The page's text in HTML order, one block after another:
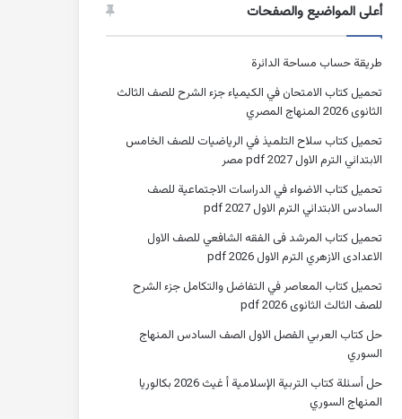
أعلى المواضيع والصفحات
طريقة حساب مساحة الدائرة
تحميل كتاب الامتحان في الكيمياء جزء الشرح للصف الثالث
الثانوى 2026 المنهاج المصري
تحميل كتاب سلاح التلميذ في الرياضيات للصف الخامس
الابتدائي الترم الاول 2027 pdf مصر
تحميل كتاب الاضواء في الدراسات الاجتماعية للصف
السادس الابتدائي الترم الاول 2027 pdf
تحميل كتاب المرشد فى الفقه الشافعي للصف الاول
الاعدادى الازهري الترم الاول 2026 pdf
تحميل كتاب المعاصر في التفاضل والتكامل جزء الشرح
للصف الثالث الثانوى 2026 pdf
حل كتاب العربي الفصل الاول الصف السادس المنهاج
السوري
حل أسئلة كتاب التربية الإسلامية أ غيث 2026 بكالوريا
المنهاج السوري